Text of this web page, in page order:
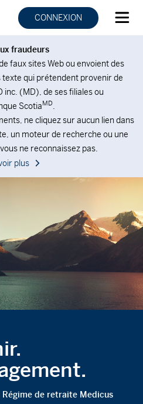
CONNEXION
fraudeurs
faux sites Web ou envoient des
qui prétendent provenir de
inc. (MD), de ses filiales ou
ScotiaMD.
ne cliquez sur aucun lien dans
un moteur de recherche ou une
ne reconnaissez pas.
plus
de retraite Medicus